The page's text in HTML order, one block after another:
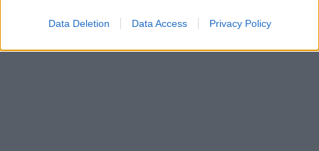
Data Deletion Data Access Privacy Policy